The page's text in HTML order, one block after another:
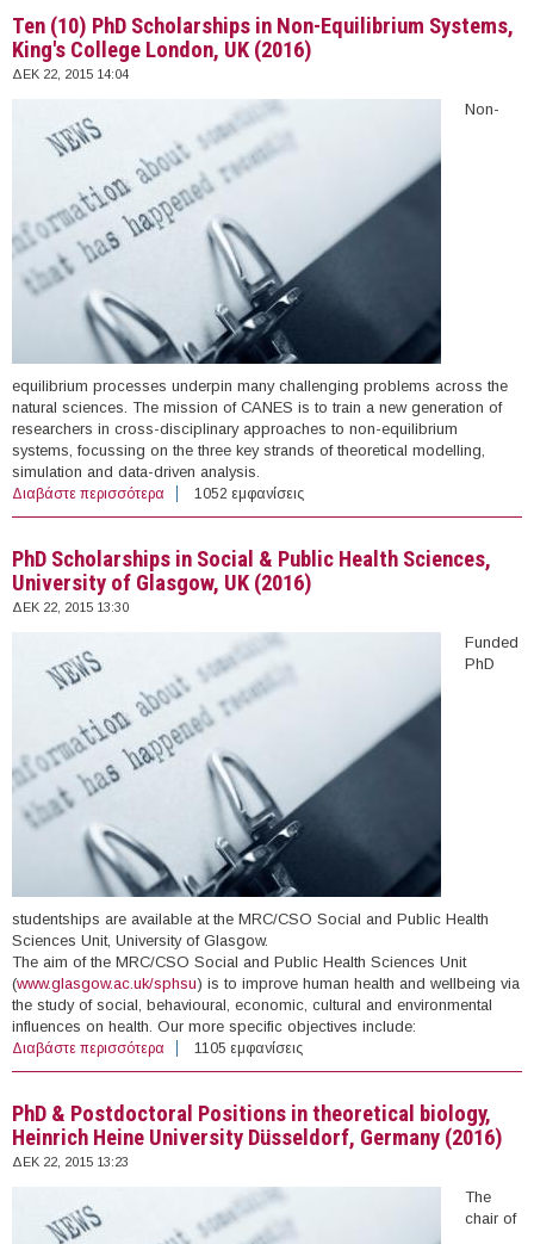
Ten (10) PhD Scholarships in Non-Equilibrium Systems,
King's College London, UK (2016)
ΔΕΚ 22, 2015 14:04
Non-
equilibrium processes underpin many challenging problems across the
natural sciences. The mission of CANES is to train a new generation of
researchers in cross-disciplinary approaches to non-equilibrium
systems, focussing on the three key strands of theoretical modelling,
simulation and data-driven analysis.
Διαβάστε περισσότερα για Ten (10) PhD Scholarships in Non-Equilibrium
Systems, King's College London, UK (2016)
1052 εμφανίσεις
PhD Scholarships in Social & Public Health Sciences,
University of Glasgow, UK (2016)
ΔΕΚ 22, 2015 13:30
Funded
PhD
studentships are available at the MRC/CSO Social and Public Health
Sciences Unit, University of Glasgow.
The aim of the MRC/CSO Social and Public Health Sciences Unit
(www.glasgow.ac.uk/sphsu) is to improve human health and wellbeing via
the study of social, behavioural, economic, cultural and environmental
influences on health. Our more specific objectives include:
Διαβάστε περισσότερα για PhD Scholarships in Social & Public Health Sciences,
University of Glasgow, UK (2016)
1105 εμφανίσεις
PhD & Postdoctoral Positions in theoretical biology,
Heinrich Heine University Düsseldorf, Germany (2016)
ΔΕΚ 22, 2015 13:23
The
chair of